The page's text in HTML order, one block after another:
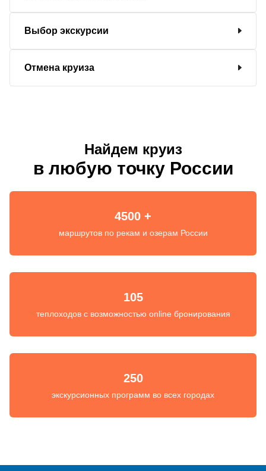
Выбор экскурсии
Отмена круиза
Найдем круиз
в любую точку России
4500 +
маршрутов по рекам и озерам России
105
теплоходов с возможностью online бронирования
250
экскурсионных программ во всех городах